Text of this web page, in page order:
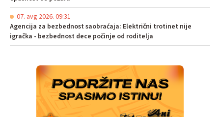
07. avg 2026. 09:31
Agencija za bezbednost saobraćaja: Električni trotinet nije
igračka - bezbednost dece počinje od roditelja